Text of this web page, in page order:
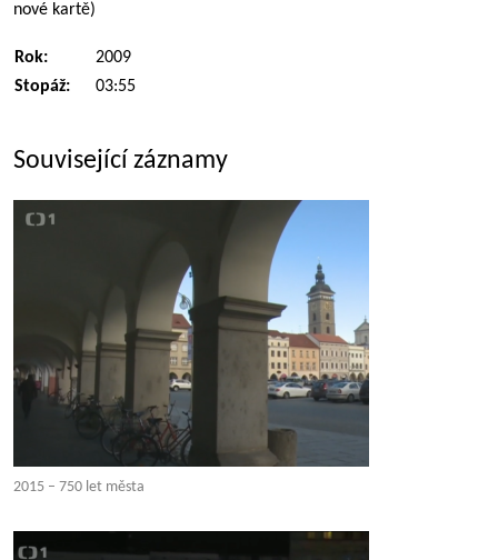
nové kartě)
Rok:
2009
Stopáž:
03:55
Související záznamy
2015 – 750 let města